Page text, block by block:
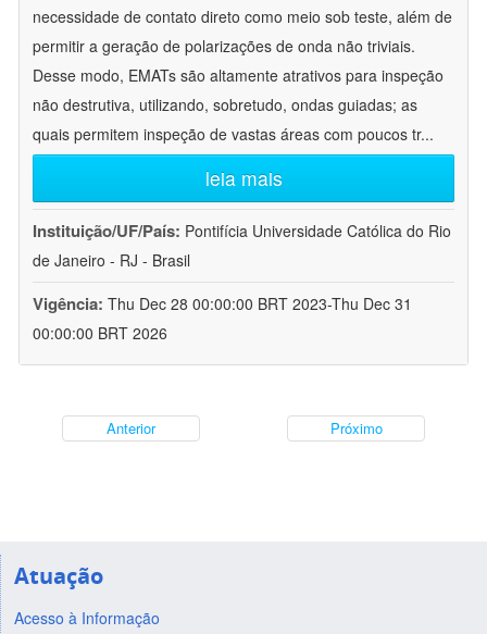
necessidade de contato direto como meio sob teste, além de
permitir a geração de polarizações de onda não triviais.
Desse modo, EMATs são altamente atrativos para inspeção
não destrutiva, utilizando, sobretudo, ondas guiadas; as
quais permitem inspeção de vastas áreas com poucos tr...
leia mais
Instituição/UF/País: Pontifícia Universidade Católica do Rio
de Janeiro - RJ - Brasil
Vigência: Thu Dec 28 00:00:00 BRT 2023-Thu Dec 31
00:00:00 BRT 2026
Anterior Próximo
Atuação
Acesso à Informação